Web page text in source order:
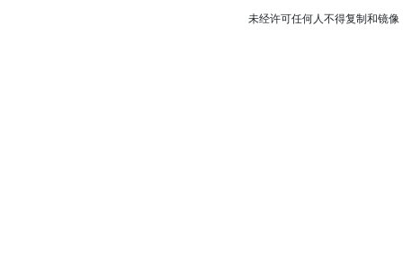
未经许可任何人不得复制和镜